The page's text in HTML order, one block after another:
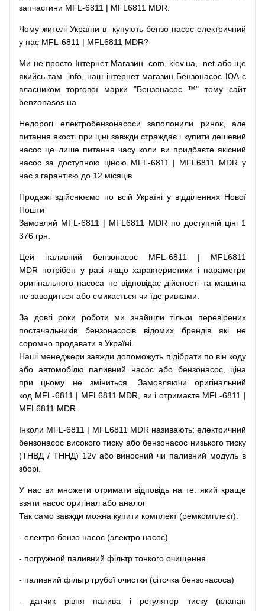
запчастини MFL-6811 | MFL6811 MDR.
Чому жителі України в купують бензо насос електричний
у нас MFL-6811 | MFL6811 MDR?
Ми не просто Інтернет Магазин .com kiev.ua .net або ще
якийсь там .info, наш інтернет магазин Бензонасос ЮА є
власником
торгової марки "Бензонасос ™" тому
сайт
benzonasos.ua
Недорогі електробензонасоси заполонили ринок,
але
питання якості при ціні завжди страждає і купити дешевий
насос це лише питання часу коли ви придбаєте якісний
насос за доступною ціною MFL-6811 | MFL6811 MDR у
нас з гарантією до 12 місяців
Продажі здійснюємо по всій Україні у відділеннях Нової
Пошти
Замовляй MFL-6811 | MFL6811 MDR по доступній ціні 1
376 грн.
Цей паливний бензонасос MFL-6811 | MFL6811
MDR потрібен у разі якщо характеристики і параметри
оригінального насоса не відповідає дійсності та машина
не заводиться або смикається чи їде ривками
За довгі роки роботи ми знайшли тільки
перевірених
постачальників
бензонасосів відомих брендів які
не
соромно продавати в Україні.
Наші менеджери завжди допоможуть підібрати по він коду
або автомобілю паливний насос або бензонасос,
ціна
при
цьому не зміниться Замовляючи
оригінальний
код MFL-6811 | MFL6811 MDR, ви і отримаєте MFL-6811 |
MFL6811 MDR.
Інколи MFL-6811 | MFL6811 MDR називають: електричний
бензонасос високого тиску або бензонасос низького тиску
(ТНВД / ТННД) 12v або виносний чи паливний модуль в
зборі
У нас ви множети отримати відповідь на те: який краще
взяти насос оригінал або аналог
Так само завжди можна купити комплект (ремкомплект):
- електро бензо насос (электро насос)
- погружной паливний фільтр тонкого очищення
- паливний фільтр грубої очистки (сіточка бензонасоса)
- датчик рівня палива і регулятор тиску (клапан